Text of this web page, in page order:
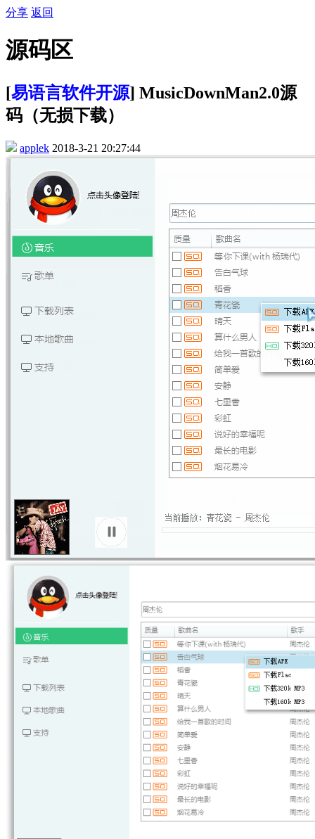
分享 返回
源码区
[易语言软件开源] MusicDownMan2.0源
码（无损下载）
applek 2018-3-21 20:27:44